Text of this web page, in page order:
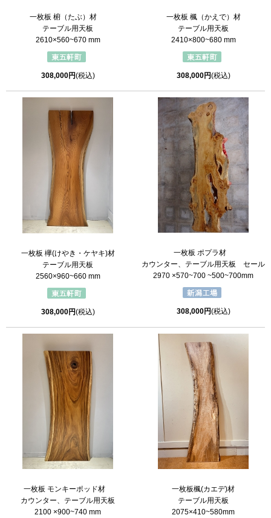
一枚板 椨（たぶ）材
テーブル用天板
2610×560~670 mm
308,000円(税込)
一枚板 楓（かえで）材
テーブル用天板
2410×800~680 mm
308,000円(税込)
一枚板 欅(けやき・ケヤキ)材
テーブル用天板
2560×960~660 mm
308,000円(税込)
一枚板 ポプラ材
カウンター、テーブル用天板 セール
2970 ×570~700 ~500~700mm
308,000円(税込)
一枚板 モンキーポッド材
カウンター、テーブル用天板
2100 ×900~740 mm
一枚板楓(カエデ)材
テーブル用天板
2075×410~580mm